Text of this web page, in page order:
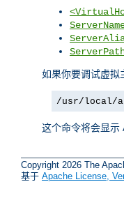
如果你要调试虚拟
/usr/local/
这个命令将会显示
Copyright 2026 The
基于 Apache License,